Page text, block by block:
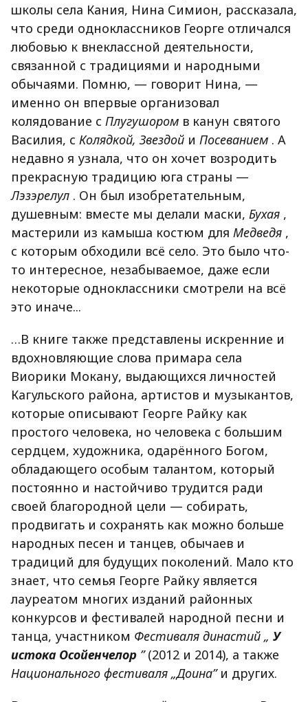
школы села Кания, Нина Симион, рассказала,
что среди одноклассников Георге отличался
любовью к внеклассной деятельности,
связанной с традициями и народными
обычаями. Помню, — говорит Нина, —
именно он впервые организовал
колядование с Плугушором в канун святого
Василия, с Колядкой, Звездой и Посеванием . А
недавно я узнала, что он хочет возродить
прекрасную традицию юга страны —
Лэзэрелул . Он был изобретательным,
душевным: вместе мы делали маски, Бухая ,
мастерили из камыша костюм для Медведя ,
с которым обходили всё село. Это было что-
то интересное, незабываемое, даже если
некоторые одноклассники смотрели на всё
это иначе...
…В книге также представлены искренние и
вдохновляющие слова примара села
Виорики Мокану, выдающихся личностей
Кагульского района, артистов и музыкантов,
которые описывают Георге Райку как
простого человека, но человека с большим
сердцем, художника, одарённого Богом,
обладающего особым талантом, который
постоянно и настойчиво трудится ради
своей благородной цели — собирать,
продвигать и сохранять как можно больше
народных песен и танцев, обычаев и
традиций для будущих поколений. Мало кто
знает, что семья Георге Райку является
лауреатом многих изданий районных
конкурсов и фестивалей народной песни и
танца, участником Фестиваля династий „ У
истока Осойенчелор ” (2012 и 2014), а также
Национального фестиваля „Доина” и других.